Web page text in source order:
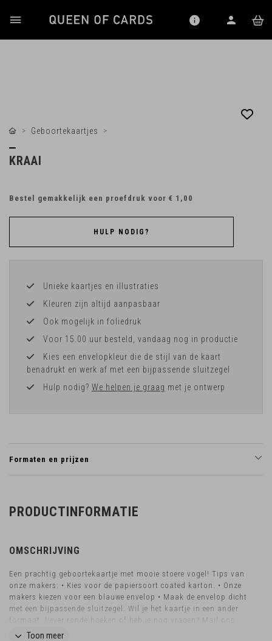
Geboortekaartjes
KRAAI
Bestel gemakkelijk een proefdruk voor € 1,00
HULP NODIG?
Unieke kaartjes en illustraties
Kleuren zijn altijd aanpasbaar
Ook mogelijk in foliedruk
Voor 15.00 uur besteld, vandaag nog in productie
Kies een envelopkleur die de stijl van de kaart
benadrukt en werk af met een bijpassende sluitzegel
Hulp nodig? We helpen je graag met je ontwerp
Formaten en prijzen
PRODUCTINFORMATIE
OMSCHRIJVING
Een prachtig geboortekaartje met mooie stoere vogel! Tips van
onze makers: • Kies voor de papiersoort coated karton. • Onze
makers kiezen voor een blauwe envelop • Maak de envelop dicht
met een bijpassende sluitzegel. Wil je het kaartje in een ander
formaat, liever ronde hoeken of heb je nog vragen? Mail ons
eventjes! Dan kijken we graag naar de mogelijkheden.
Toon meer